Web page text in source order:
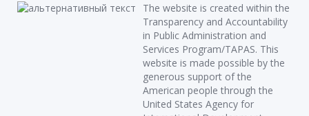
The website is created within the
Transparency and Accountability
in Public Administration and
Services Program/TAPAS. This
website is made possible by the
generous support of the
American people through the
United States Agency for